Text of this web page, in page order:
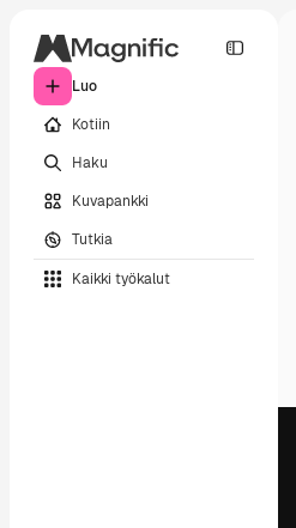
Luo
Kotiin
Haku
Kuvapankki
Tutkia
Kaikki työkalut